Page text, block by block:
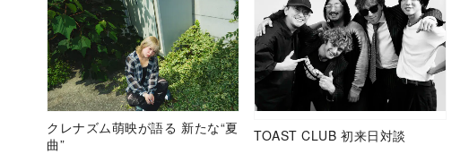
クレナズム萌映が語る 新たな“夏
曲”
TOAST CLUB 初来日対談